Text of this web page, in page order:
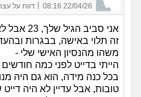
22/04/26 08:16 דווח על
אני סביב הגיל שלך, 23 אבל לא דתיה.
זה תלוי באישה, בבגרות
משהו מהנסיון האישי שלי -
הייתי בדייט לפני כמה
בכל כנה מידה, הוא גם היה
טובות, אבל עדיין לא היה